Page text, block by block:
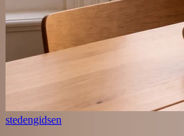
stedengidsen